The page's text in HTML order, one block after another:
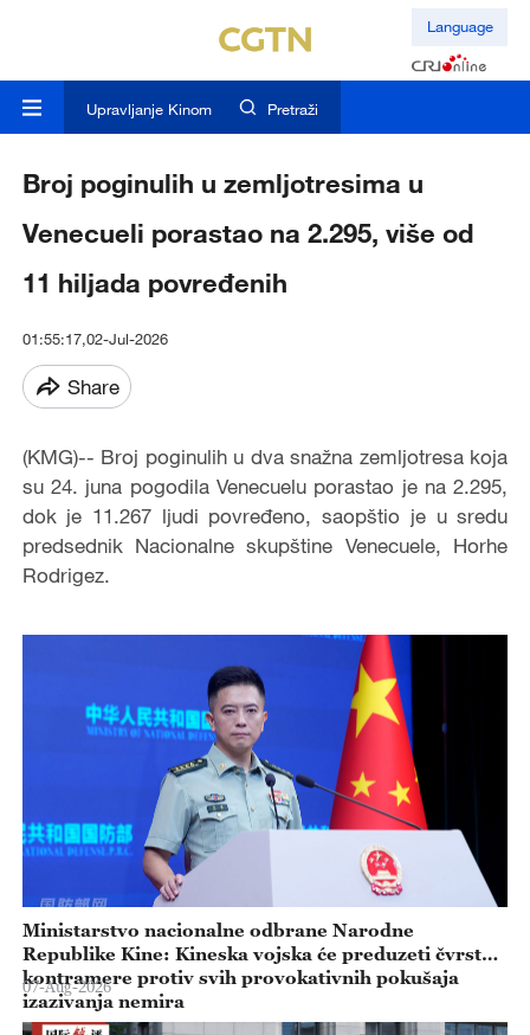
Language
Upravljanje Kinom Pretraži
Broj poginulih u zemljotresima u
Venecueli porastao na 2.295, više od
11 hiljada povređenih
01:55:17,02-Jul-2026
Share
(KMG)-- Broj poginulih u dva snažna zemljotresa koja
su 24. juna pogodila Venecuelu porastao je na 2.295,
dok je 11.267 ljudi povređeno, saopštio je u sredu
predsednik Nacionalne skupštine Venecuele, Horhe
Rodrigez.
Ministarstvo nacionalne odbrane Narodne
Republike Kine: Kineska vojska će preduzeti čvrste
kontramere protiv svih provokativnih pokušaja
izazivanja nemira
07-Aug-2026